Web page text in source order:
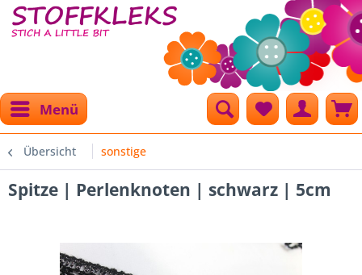
Menü
Übersicht sonstige
Spitze | Perlenknoten | schwarz | 5cm